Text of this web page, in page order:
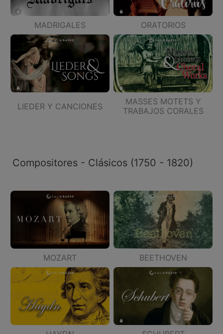
MADRIGALES ORATORIOS
LIEDER Y CANCIONES
MASSES MOTETS Y
TRABAJOS CORALES
Compositores - Clásicos (1750 - 1820)
MOZART BEETHOVEN